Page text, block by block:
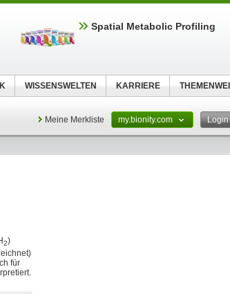
Meine Merkliste my.bionity.com Login
2)
für
Spatial Metabolic Profiling
WISSENSWELTEN KARRIERE